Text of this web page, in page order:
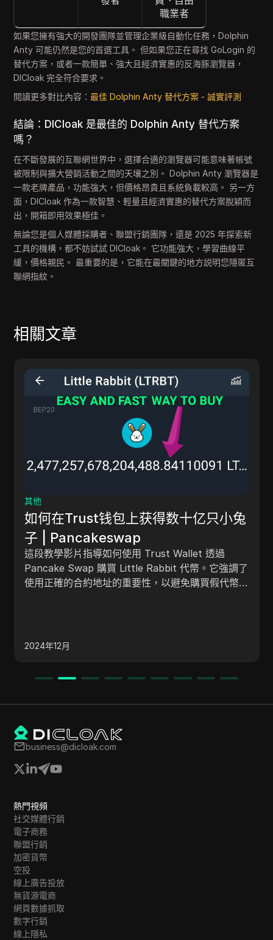
職業者
如果您擁有強大的開發團隊並管理企業級自動化任務，Dolphin
Anty 可能仍然是您的首選工具。 但如果您正在尋找 GoLogin 的
替代方案，或者一款簡單、強大且經濟實惠的反海豚瀏覽器，
DICloak 完全符合要求。
閱讀更多對比內容：最佳 Dolphin Anty 替代方案 - 誠實評測
結論：DICloak 是最佳的 Dolphin Anty 替代方案
嗎？
在不斷發展的互聯網世界中，選擇合適的瀏覽器可能意味著帳號
被限制與擴大營銷活動之間的天壤之別。 Dolphin Anty 瀏覽器是
一款老牌產品，功能強大，但價格昂貴且系統負載較高。 另一方
面，DICloak 作為一款智慧、輕量且經濟實惠的替代方案脫穎而
出，開箱即用效果極佳。
無論您是個人媒體採購者、聯盟行銷團隊，還是 2025 年探索新
工具的機構，都不妨試試 DICloak。 它功能強大，學習曲線平
緩，價格親民。 最重要的是，它能在最關鍵的地方説明您隱匿互
聯網指紋。
相關文章
數位營銷團隊結構：8個關鍵角色
從瞭解孤立團隊過去面臨的挑戰到圍繞集成策略和數
據分析實施當前最佳實踐，本指南將説明您建立優化
的營銷團隊。
2025年2月
business@dicloak.com
熱門視頻
社交媒體行銷
電子商務
聯盟行銷
加密貨幣
空投
線上廣告投放
無貨源電商
網頁數據抓取
數字行銷
線上隱私